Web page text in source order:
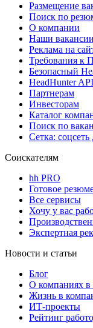
Размещение
Поиск по
О компании
Наши вакансии
Реклама на
Требования к
Безопасный
HeadHunter API
Партнерам
Инвесторам
Каталог
Поиск по
Сетка: соцсеть
Соискателям
hh PRO
Готовое
Все сервисы
Хочу у вас
Экспертная
Новости и статьи
Блог
О компаниях в
Жизнь в
ИТ-проекты
Рейтинг